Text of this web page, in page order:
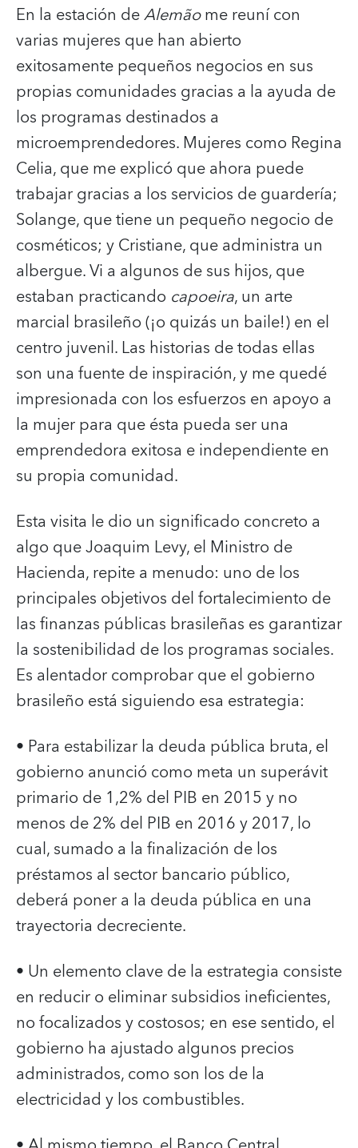
En la estación deAlemãome reuní con
varias mujeres que han abierto
exitosamente pequeños negocios en sus
propias comunidades gracias a la ayuda de
los programas destinados a
microemprendedores. Mujeres como Regina
Celia, que me explicó que ahora puede
trabajar gracias a los servicios de guardería;
Solange, que tiene un pequeño negocio de
cosméticos; y Cristiane, que administra un
albergue. Vi a algunos de sus hijos, que
estaban practicando capoeira, un arte
marcial brasileño (¡o quizás un baile!) en el
centro juvenil. Las historias de todas ellas
son una fuente de inspiración, y me quedé
impresionada con los esfuerzos en apoyo a
la mujer para que ésta pueda ser una
emprendedora exitosa e independiente en
su propia comunidad.
Esta visita le dio un significado concreto a
algo que Joaquim Levy, el Ministro de
Hacienda, repite a menudo: uno de los
principales objetivos del fortalecimiento de
las finanzas públicas brasileñas es garantizar
la sostenibilidad de los programas sociales.
Es alentador comprobar que el gobierno
brasileño está siguiendo esa estrategia:
• Para estabilizar la deuda pública bruta, el
gobierno anunció como meta un superávit
primario de 1,2% del PIB en 2015 y no
menos de 2% del PIB en 2016 y 2017, lo
cual, sumado a la finalización de los
préstamos al sector bancario público,
deberá poner a la deuda pública en una
trayectoria decreciente.
• Un elemento clave de la estrategia consiste
en reducir o eliminar subsidios ineficientes,
no focalizados y costosos; en ese sentido, el
gobierno ha ajustado algunos precios
administrados, como son los de la
electricidad y los combustibles.